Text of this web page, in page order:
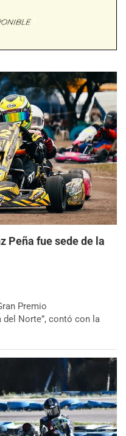
Peña fue sede de la
Premio
Norte”, contó con la